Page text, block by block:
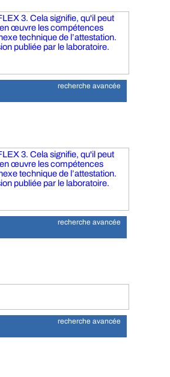
3. Cela signifie, qu'il peut
œuvre les compétences
technique de l’attestation.
publiée par le laboratoire.
recherche avancée
3. Cela signifie, qu'il peut
œuvre les compétences
technique de l’attestation.
publiée par le laboratoire.
recherche avancée
recherche avancée